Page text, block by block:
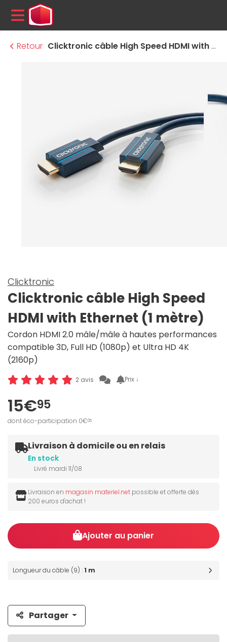
MENU
Retour
Clicktronic câble High Speed HDMI with Ethernet (1 mètre)
Clicktronic
Clicktronic câble High Speed
HDMI with Ethernet (1 mètre)
Cordon HDMI 2.0 mâle/mâle à hautes performances
compatible 3D, Full HD (1080p) et Ultra HD 4K
(2160p)
2 avis Prix ↓
15€95
dont éco-participation 0€05
Livraison à domicile ou en relais
En stock
Livré mardi 11/08
Livraison en magasin materiel.net possible et offerte dès
200 euros d'achat !
Ajouter au panier
Longueur du câble (9) :1 m
Partager